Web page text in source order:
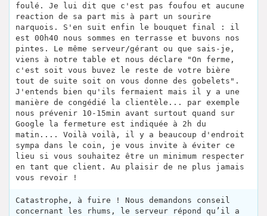
foulé. Je lui dit que c'est pas foufou et aucune
reaction de sa part mis à part un sourire
narquois. S'en suit enfin le bouquet final : il
est 00h40 nous sommes en terrasse et buvons nos
pintes. Le même serveur/gérant ou que sais-je,
viens à notre table et nous déclare "On ferme,
c'est soit vous buvez le reste de votre bière
tout de suite soit on vous donne des gobelets".
J'entends bien qu'ils fermaient mais il y a une
manière de congédié la clientèle... par exemple
nous prévenir 10-15min avant surtout quand sur
Google la fermeture est indiquée à 2h du
matin.... Voilà voilà, il y a beaucoup d'endroit
sympa dans le coin, je vous invite à éviter ce
lieu si vous souhaitez être un minimum respecter
en tant que client. Au plaisir de ne plus jamais
vous revoir !
Catastrophe, à fuire ! Nous demandons conseil
concernant les rhums, le serveur répond qu’il a